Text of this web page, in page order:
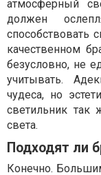
атмосферный
должен
способствовать
качественном
безусловно, не
учитывать.
чудеса, но
светильник так
света.
Подходят ли
Конечно.